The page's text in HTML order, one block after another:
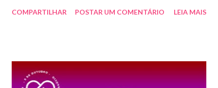
para baixar o arquivo que fiz para vocês! E peço que
COMPARTILHAR POSTAR UM COMENTÁRIO LEIA MAIS